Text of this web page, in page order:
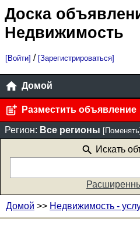
Доска
Недвижимость
[Войти] / [Зарегистрироваться]
Домой
Разместить объявление
Регион: Все регионы
Искать
Домой >> Недвижимость -